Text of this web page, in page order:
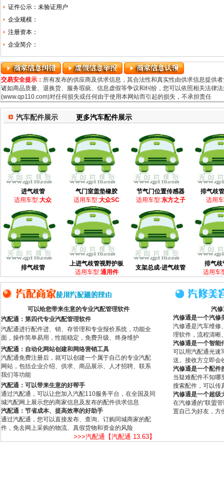
证件公示：未验证用户
企业规模：
注册资本：
企业简介：
交易安全提示： 所有发布的供应商及供求信息，其合法性和真实性由供求信息提供
诸如商品质量、退换货、服务瑕疵、信息虚假等争议和纠纷，您可以依照相关法律
(www.qp110.com)对任何损失或任何由于使用本网站而引起的损失，不承担责任
汽车配件展示 更多汽车配件展示
进气歧管
适用车型:大众
气门室盖垫橡胶
适用车型:大众SC
节气门位置传感器
适用车型:东方之子
排气歧
适用
排气歧管
上进气歧管视野护板
适用车型:通用件
支架总成-进气歧管
排气歧
适用车
可以给您带来生意的专业汽配管理软件
汽配通：第四代专业汽配管理软件
汽配通进行配件进、销、存管理和专业报价系统，功能全
面，操作简单易用，性能稳定，免费升级、终身维护
汽配通：自动化网站创建和网络营销工具
汽配通免费注册后，就可以创建一个属于自己的专业汽配
网站，包括企业介绍、供求、商品展示、人才招聘、联系
我们等功能
汽配通：可以带来生意的好帮手
通过汽配通，可以让您加入汽配110服务平台，在全国及同
城汽配网上展示您的商家信息及发布的配件供求信息
汽配通：节省成本、提高效率的好助手
通过汽配通，您可以直接发布、查询、订购同城商家的配
件，免去网上采购的物流、真假货物和资金的风险
>>>汽配通【汽配通 13.63】
汽
汽修通是一个汽修
汽修通是汽车维修
理软件，流程清晰
汽修通是一个智能
可以用汽配通光速
送。接收方立即会
汽修通是一个配件
当疑难配件不知哪
搜索配件，可以传
汽修通是一个超级
在汽修通的“联盟
置自己为好友，方